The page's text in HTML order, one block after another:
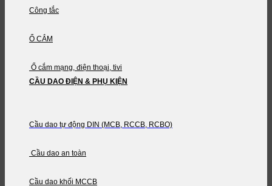
Công tắc
Ổ CẮM
Ổ cắm mạng, điện thoại, tivi
CẦU DAO ĐIỆN & PHỤ KIỆN
Cầu dao tự động DIN (MCB, RCCB, RCBO)
Cầu dao an toàn
Cầu dao khối MCCB